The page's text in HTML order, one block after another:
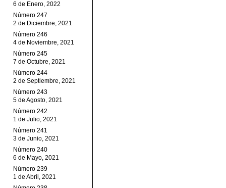
6 de Enero, 2022
Número 247
2 de Diciembre, 2021
Número 246
4 de Noviembre, 2021
Número 245
7 de Octubre, 2021
Número 244
2 de Septiembre, 2021
Número 243
5 de Agosto, 2021
Número 242
1 de Julio, 2021
Número 241
3 de Junio, 2021
Número 240
6 de Mayo, 2021
Número 239
1 de Abril, 2021